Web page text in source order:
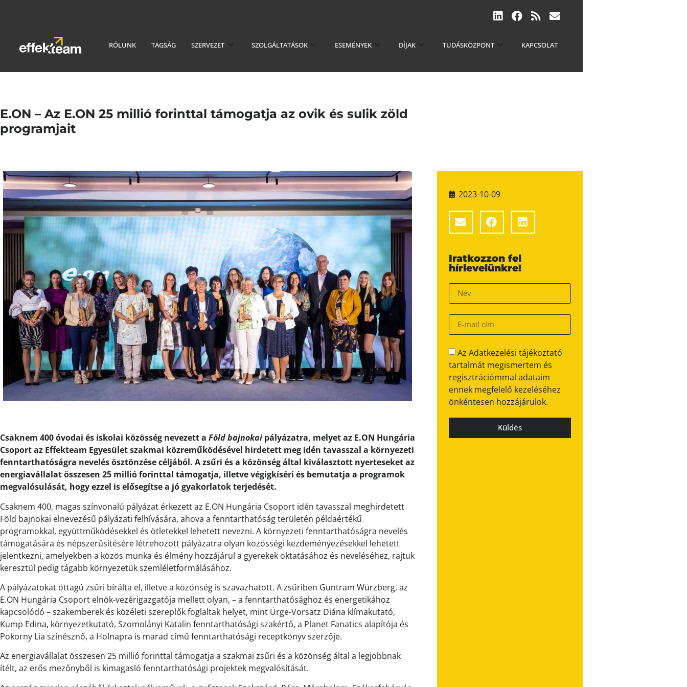
RÓLUNK TAGSÁG SZERVEZET SZOLGÁLTATÁSOK ESEMÉNYEK DÍJAK TUDÁSKÖZPONT KAPCSOLAT
E.ON – Az E.ON 25 millió forinttal támogatja az ovik és sulik zöld
programjait
Csaknem 400 óvodai és iskolai közösség nevezett a Föld bajnokai pályázatra, melyet az E.ON Hungária
Csoport az Effekteam Egyesület szakmai közreműködésével hirdetett meg idén tavasszal a környezeti
fenntarthatóságra nevelés ösztönzése céljából. A zsűri és a közönség által kiválasztott nyerteseket az
energiavállalat összesen 25 millió forinttal támogatja, illetve végigkíséri és bemutatja a programok
megvalósulását, hogy ezzel is elősegítse a jó gyakorlatok terjedését.
Csaknem 400, magas színvonalú pályázat érkezett az E.ON Hungária Csoport idén tavasszal meghirdetett
Föld bajnokai elnevezésű pályázati felhívására, ahova a fenntarthatóság területén példaértékű
programokkal, együttműködésekkel és ötletekkel lehetett nevezni. A környezeti fenntarthatóságra nevelés
támogatására és népszerűsítésére létrehozott pályázatra olyan közösségi kezdeményezésekkel lehetett
jelentkezni, amelyekben a közös munka és élmény hozzájárul a gyerekek oktatásához és neveléséhez, rajtuk
keresztül pedig tágabb környezetük szemléletformálásához.
A pályázatokat öttagú zsűri bírálta el, illetve a közönség is szavazhatott. A zsűriben Guntram Würzberg, az
E.ON Hungária Csoport elnök-vezérigazgatója mellett olyan, – a fenntarthatósághoz és energetikához
kapcsolódó – szakemberek és közéleti szereplők foglaltak helyet, mint Ürge-Vorsatz Diána klímakutató,
Kump Edina, környezetkutató, Szomolányi Katalin fenntarthatósági szakértő, a Planet Fanatics alapítója és
Pokorny Lia színésznő, a Holnapra is marad című fenntarthatósági receptkönyv szerzője.
Az energiavállalat összesen 25 millió forinttal támogatja a szakmai zsűri és a közönség által a legjobbnak
ítélt, az erős mezőnyből is kimagasló fenntarthatósági projektek megvalósítását.
2023-10-09
Iratkozzon fel
hírlevelünkre!
Az Adatkezelési tájékoztató
tartalmát megismertem és
regisztrációmmal adataim
ennek megfelelő kezeléséhez
önkéntesen hozzájárulok.
Küldés